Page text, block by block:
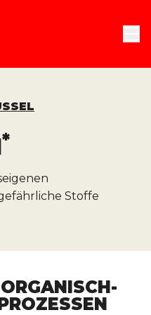
*
Stoffe